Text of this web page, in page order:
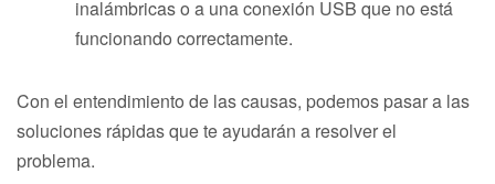
inalámbricas o a una conexión USB que no está
funcionando correctamente.
Con el entendimiento de las causas, podemos pasar a las
soluciones rápidas que te ayudarán a resolver el
problema.